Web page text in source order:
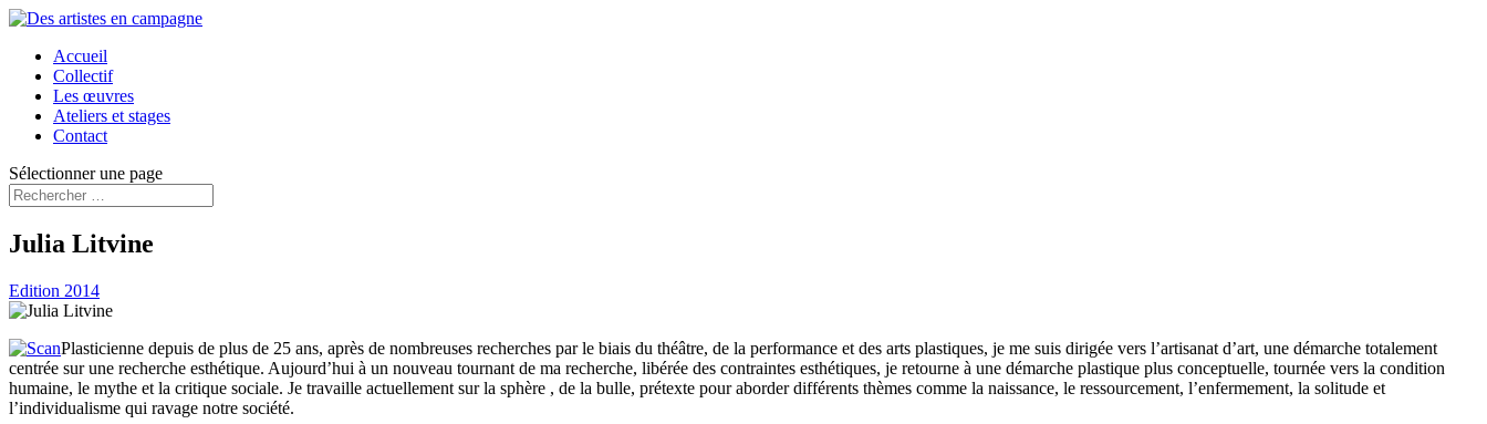
Accueil
Collectif
Les œuvres
Ateliers et stages
Contact
Sélectionner une page
Julia Litvine
Edition 2014
Plasticienne depuis de plus de 25 ans, après de nombreuses recherches par le biais du théâtre, de la performance et des arts plastiques, je me suis dirigée vers l’artisanat d’art, une démarche totalement
centrée sur une recherche esthétique. Aujourd’hui à un nouveau tournant de ma recherche, libérée des contraintes esthétiques, je retourne à une démarche plastique plus conceptuelle, tournée vers la condition
humaine, le mythe et la critique sociale. Je travaille actuellement sur la sphère , de la bulle, prétexte pour aborder différents thèmes comme la naissance, le ressourcement, l’enfermement, la solitude et
l’individualisme qui ravage notre société.